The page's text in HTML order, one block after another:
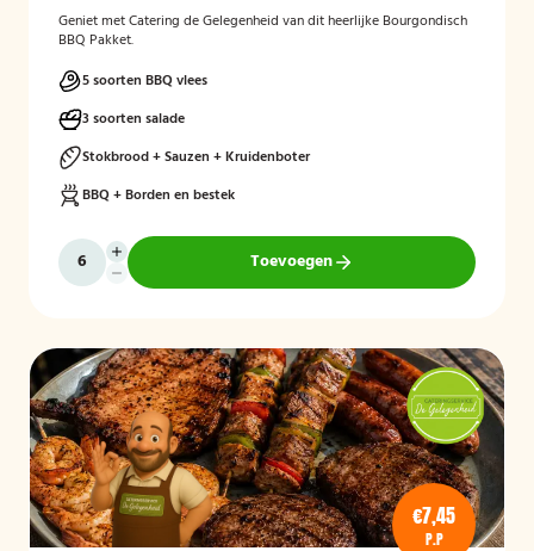
Geniet met Catering de Gelegenheid van dit heerlijke Bourgondisch
BBQ Pakket.
5 soorten BBQ vlees
3 soorten salade
Stokbrood + Sauzen + Kruidenboter
BBQ + Borden en bestek
Toevoegen
€7,45
P.P